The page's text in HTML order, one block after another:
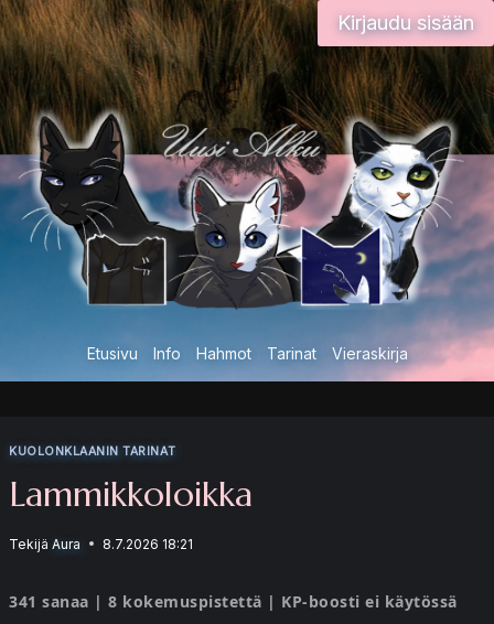
Siirry
sisältöön
Kirjaudu sisään
Etusivu Info Hahmot Tarinat Vieraskirja
KUOLONKLAANIN TARINAT
Lammikkoloikka
Tekijä Aura 8.7.2026 18:21
341 sanaa | 8 kokemuspistettä | KP-boosti ei käytössä